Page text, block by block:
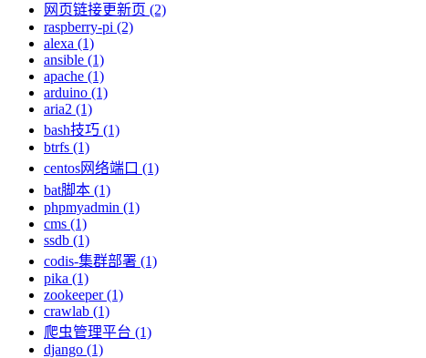
网页链接更新页 (2)
raspberry-pi (2)
alexa (1)
ansible (1)
apache (1)
arduino (1)
aria2 (1)
bash技巧 (1)
btrfs (1)
centos网络端口 (1)
bat脚本 (1)
phpmyadmin (1)
cms (1)
ssdb (1)
codis-集群部署 (1)
pika (1)
zookeeper (1)
crawlab (1)
爬虫管理平台 (1)
django (1)